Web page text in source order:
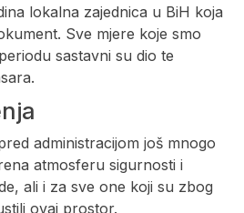
lokalna zajednica u BiH koja
Sve mjere koje smo
sastavni su dio te
administracijom još mnogo
atmosferu sigurnosti i
ali i za sve one koji su zbog
ovaj prostor.